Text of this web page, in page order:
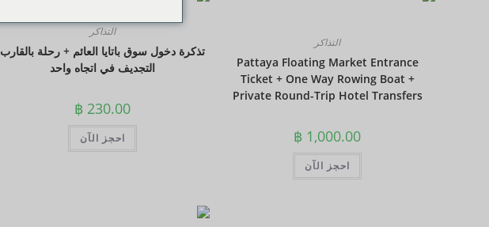
التذاكر
تذكرة دخول سوق باتايا العائم + رحلة بالقارب
التجديف في اتجاه واحد
฿230.00
احجز الآن
التذاكر
Pattaya Floating Market Entrance
Ticket + One Way Rowing Boat +
Private Round-Trip Hotel Transfers
฿ 1,000.00
احجز الآن